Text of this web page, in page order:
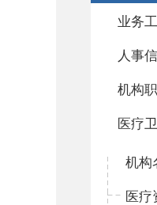
业务
人事
机构
医疗
机构
医疗